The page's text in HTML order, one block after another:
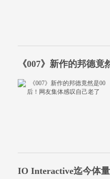
《007》新作的邦德
IO Interactive迄今体